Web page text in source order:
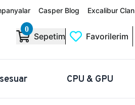
Casper Blog Excalibur Clan
0
Sepetim Favorilerim
CPU & GPU